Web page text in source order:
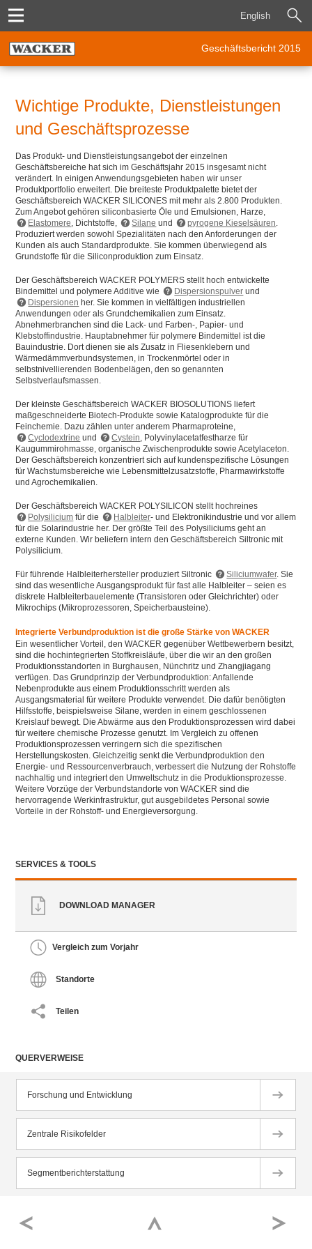
English
Geschäftsbericht 2015
Wichtige Produkte, Dienstleistungen
und Geschäftsprozesse
Das Produkt- und Dienstleistungsangebot der einzelnen
Geschäftsbereiche hat sich im Geschäftsjahr 2015 insgesamt nicht
verändert. In einigen Anwendungsgebieten haben wir unser
Produktportfolio erweitert. Die breiteste Produktpalette bietet der
Geschäftsbereich WACKER SILICONES mit mehr als 2.800 Produkten.
Zum Angebot gehören siliconbasierte Öle und Emulsionen, Harze,
Elastomere, Dichtstoffe, Silane und pyrogene Kieselsäuren.
Produziert werden sowohl Spezialitäten nach den Anforderungen der
Kunden als auch Standardprodukte. Sie kommen überwiegend als
Grundstoffe für die Siliconproduktion zum Einsatz.
Der Geschäftsbereich WACKER POLYMERS stellt hoch entwickelte
Bindemittel und polymere Additive wie
Dispersionspulver und
Dispersionen her. Sie kommen in vielfältigen industriellen
Anwendungen oder als Grundchemikalien zum Einsatz.
Abnehmerbranchen sind die Lack- und Farben-, Papier- und
Klebstoffindustrie. Hauptabnehmer für polymere Bindemittel ist die
Bauindustrie. Dort dienen sie als Zusatz in Fliesenklebern und
Wärmedämmverbundsystemen, in Trockenmörtel oder in
selbstnivellierenden Bodenbelägen, den so genannten
Selbstverlaufsmassen.
Der kleinste Geschäftsbereich WACKER BIOSOLUTIONS liefert
maßgeschneiderte Biotech-Produkte sowie Katalogprodukte für die
Feinchemie. Dazu zählen unter anderem Pharmaproteine,
Cyclodextrine und Cystein, Polyvinylacetatfestharze für
Kaugummirohmasse, organische Zwischenprodukte sowie Acetylaceton.
Der Geschäftsbereich konzentriert sich auf kundenspezifische Lösungen
für Wachstumsbereiche wie Lebensmittelzusatzstoffe, Pharmawirkstoffe
und Agrochemikalien.
Der Geschäftsbereich WACKER POLYSILICON stellt hochreines
Polysilicium für die Halbleiter- und Elektronikindustrie und vor allem
für die Solarindustrie her. Der größte Teil des Polysiliciums geht an
externe Kunden. Wir beliefern intern den Geschäftsbereich Siltronic mit
Polysilicium.
Für führende Halbleiterhersteller produziert Siltronic Siliciumwafer. Sie
sind das wesentliche Ausgangsprodukt für fast alle Halbleiter – seien es
diskrete Halbleiterbauelemente (Transistoren oder Gleichrichter) oder
Mikrochips (Mikroprozessoren, Speicherbausteine).
Integrierte Verbundproduktion ist die große Stärke von WACKER
Ein wesentlicher Vorteil, den WACKER gegenüber Wettbewerbern besitzt,
sind die hochintegrierten Stoffkreisläufe, über die wir an den großen
Produktionsstandorten in Burghausen, Nünchritz und Zhangjiagang
verfügen. Das Grundprinzip der Verbundproduktion: Anfallende
Nebenprodukte aus einem Produktionsschritt werden als
Ausgangsmaterial für weitere Produkte verwendet. Die dafür benötigten
Hilfsstoffe, beispielsweise Silane, werden in einem geschlossenen
Kreislauf bewegt. Die Abwärme aus den Produktionsprozessen wird dabei
für weitere chemische Prozesse genutzt. Im Vergleich zu offenen
Produktionsprozessen verringern sich die spezifischen
Herstellungskosten. Gleichzeitig senkt die Verbundproduktion den
Energie- und Ressourcenverbrauch, verbessert die Nutzung der Rohstoffe
nachhaltig und integriert den Umweltschutz in die Produktionsprozesse.
Weitere Vorzüge der Verbundstandorte von WACKER sind die
hervorragende Werkinfrastruktur, gut ausgebildetes Personal sowie
Vorteile in der Rohstoff- und Energieversorgung.
SERVICES & TOOLS
DOWNLOAD MANAGER
Vergleich zum Vorjahr
Standorte
Teilen
QUERVERWEISE
Forschung und Entwicklung
Zentrale Risikofelder
Segmentberichterstattung